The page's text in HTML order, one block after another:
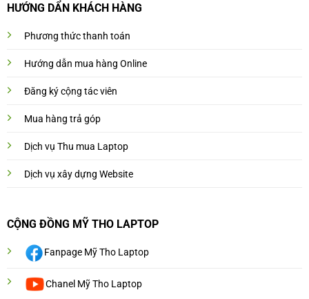
HƯỚNG DẨN KHÁCH HÀNG
Phương thức thanh toán
Hướng dẫn mua hàng Online
Đăng ký cộng tác viên
Mua hàng trả góp
Dịch vụ Thu mua Laptop
Dịch vụ xây dựng Website
CỘNG ĐỒNG MỸ THO LAPTOP
Fanpage Mỹ Tho Laptop
Chanel Mỹ Tho Laptop